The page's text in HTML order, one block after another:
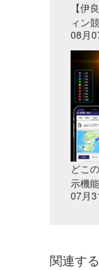
【伊
ィン
08月
どこ
示機
07月
関連す